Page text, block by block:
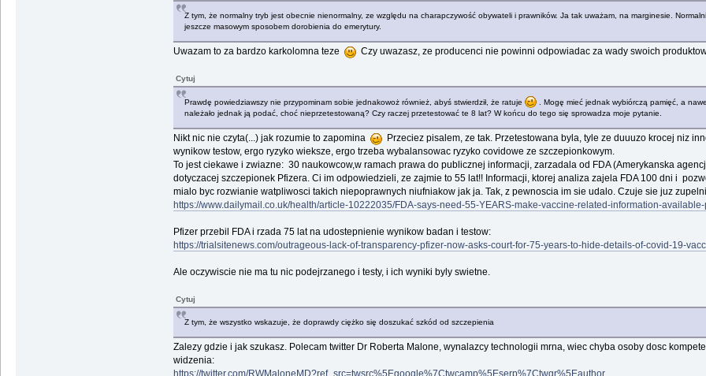
Z tym, że normalny tryb jest obecnie nienormalny, ze względu na charapczywość obywateli i prawników. Ja tak uważam, na marginesie.
jeszcze masowym sposobem dorobienia do emerytury.
Uwazam to za bardzo karkolomna teze Czy uwazasz, ze producenci nie powinni odpowiadac za wady swoich
Cytuj
Prawdę powiedziawszy nie przypominam sobie jednakowoż również, abyś stwierdził, że ratuje
. Mogę mieć jednak wybiórczą pamięć, a
należało jednak ją podać, choć nieprzetestowaną? Czy raczej przetestować te 8 lat? W końcu do tego się sprowadza moje pytanie.
Nikt nic nie czyta(...) jak rozumie to zapomina
Przeciez pisalem, ze tak. Przetestowana byla, tyle ze duuuzo krocej niz
wynikow testow, ergo ryzyko wieksze, ergo trzeba wybalansowac ryzyko covidowe ze szczepionkowym.
To jest ciekawe i zwiazne: 30 naukowcow,w ramach prawa do publicznej informacji, zarzadala od FDA (Amerykanska
dotyczacej szczepionek Pfizera. Ci im odpowiedzieli, ze zajmie to 55 lat!! Informacji, ktorej analiza zajela FDA 100 dni i
mialo byc rozwianie watpliwosci takich niepoprawnych niufniakow jak ja. Tak, z pewnoscia im sie udalo. Czuje sie juz
https://www.dailymail.co.uk/health/article-10222035/FDA-says-need-55-YEARS-make-vaccine-related-information-available-
Pfizer przebil FDA i rzada 75 lat na udostepnienie wynikow badan i testow:
https://trialsitenews.com/outrageous-lack-of-transparency-pfizer-now-asks-court-for-75-years-to-hide-details-of-covid-19-
Ale oczywiscie nie ma tu nic podejrzanego i testy, i ich wyniki byly swietne.
Cytuj
Z tym, że wszystko wskazuje, że doprawdy ciężko się doszukać szkód od szczepienia
Zalezy gdzie i jak szukasz. Polecam twitter Dr Roberta Malone, wynalazcy technologii mrna, wiec chyba osoby dosc
widzenia: